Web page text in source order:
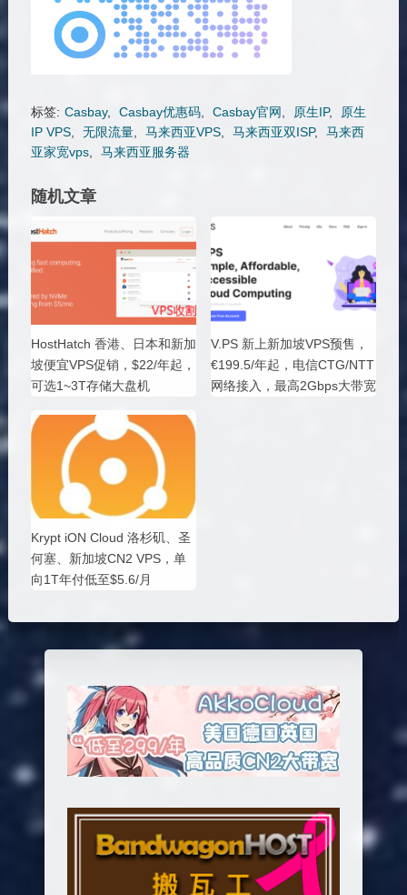
标签: Casbay, Casbay优惠码, Casbay官网, 原生IP,
原生
IP VPS, 无限流量, 马来西亚VPS, 马来西亚双ISP,
马来西
亚家宽vps, 马来西亚服务器
随机文章
HostHatch 香港、日本和新加
坡便宜VPS促销，$22/年起，
可选1~3T存储大盘机
V.PS 新上新加坡VPS预售，
€199.5/年起，电信CTG/NTT
网络接入，最高2Gbps大带宽
Krypt iON Cloud 洛杉矶、圣
何塞、新加坡CN2 VPS，单
向1T年付低至$5.6/月